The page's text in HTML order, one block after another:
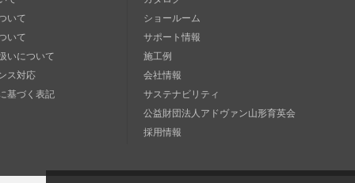
いて
いて
いについて
ス対応
基づく表記
ショールーム
サポート情報
施工例
会社情報
サステナビリティ
公益財団法人アドヴァン山形育英会
採用情報